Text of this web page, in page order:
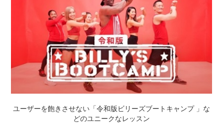
ユーザーを飽きさせない「令和版ビリーズブートキャンプ 」な
どのユニークなレッスン